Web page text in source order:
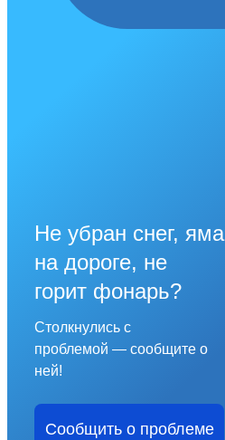
Не убран снег, яма
на дороге, не
горит фонарь?
Столкнулись с
проблемой — сообщите о
ней!
Сообщить о проблеме